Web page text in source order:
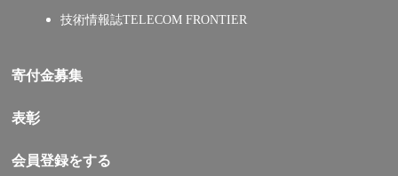
技術情報誌TELECOM FRONTIER
寄付金募集
表彰
会員登録をする